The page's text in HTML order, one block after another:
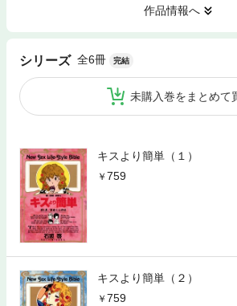
作品情報へ
シリーズ 全6冊 完結
未購入巻をまとめて
キスより簡単（１）
759
キスより簡単（２）
759